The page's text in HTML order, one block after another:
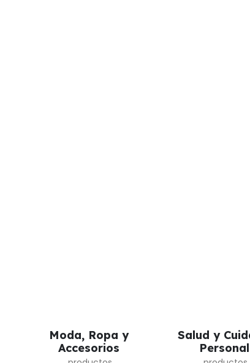
Moda, Ropa y
Accesorios
Salud y
Personal